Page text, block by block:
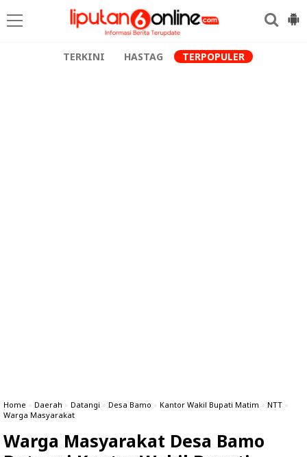
TERKINI HASTAG TERPOPULER
Home » Daerah » Datangi » Desa Bamo » Kantor Wakil Bupati Matim » NTT »
Warga Masyarakat
Warga Masyarakat Desa Bamo